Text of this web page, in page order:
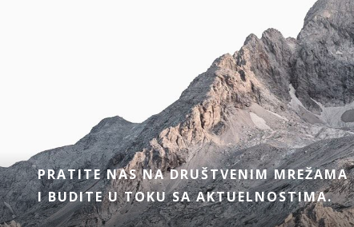
PRATITE NAS NA DRUŠTVENIM MREŽAMA
I BUDITE U TOKU SA AKTUELNOSTIMA.